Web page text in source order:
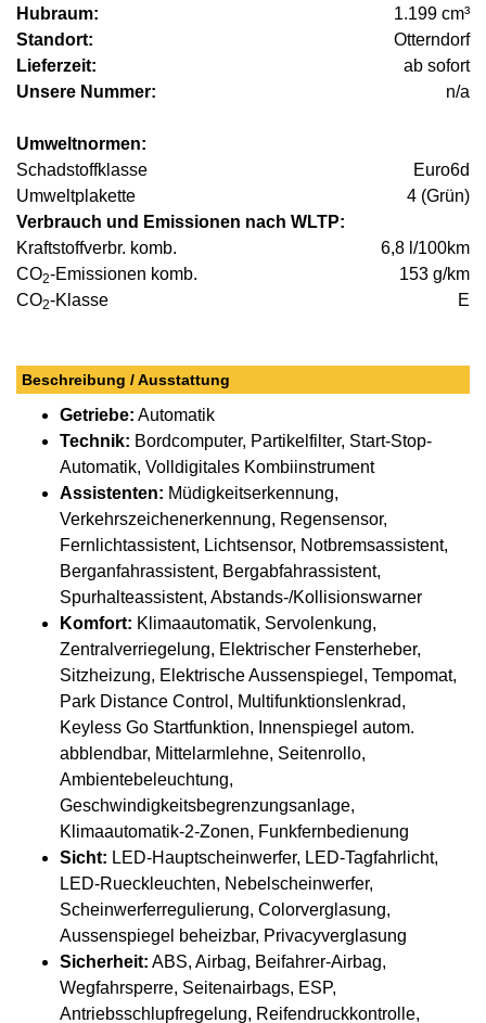
Hubraum:
1.199 cm³
Standort:
Otterndorf
Lieferzeit:
ab sofort
Unsere Nummer:
n/a
Umweltnormen:
Schadstoffklasse
Euro6d
Umweltplakette
4 (Grün)
Verbrauch und Emissionen nach WLTP:
Kraftstoffverbr. komb.
6,8 l/100km
CO2-Emissionen komb.
153 g/km
CO2-Klasse E
Beschreibung / Ausstattung
Getriebe: Automatik
Technik: Bordcomputer, Partikelfilter, Start-Stop-
Automatik, Volldigitales Kombiinstrument
Assistenten: Müdigkeitserkennung,
Verkehrszeichenerkennung, Regensensor,
Fernlichtassistent, Lichtsensor, Notbremsassistent,
Berganfahrassistent, Bergabfahrassistent,
Spurhalteassistent, Abstands-/Kollisionswarner
Komfort: Klimaautomatik, Servolenkung,
Zentralverriegelung, Elektrischer Fensterheber,
Sitzheizung, Elektrische Aussenspiegel, Tempomat,
Park Distance Control, Multifunktionslenkrad,
Keyless Go Startfunktion, Innenspiegel autom.
abblendbar, Mittelarmlehne, Seitenrollo,
Ambientebeleuchtung,
Geschwindigkeitsbegrenzungsanlage,
Klimaautomatik-2-Zonen, Funkfernbedienung
Sicht: LED-Hauptscheinwerfer, LED-Tagfahrlicht,
LED-Rueckleuchten, Nebelscheinwerfer,
Scheinwerferregulierung, Colorverglasung,
Aussenspiegel beheizbar, Privacyverglasung
Sicherheit: ABS, Airbag, Beifahrer-Airbag,
Wegfahrsperre, Seitenairbags, ESP,
Antriebsschlupfregelung, Reifendruckkontrolle,